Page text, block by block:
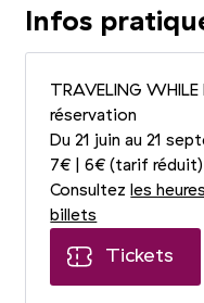
Infos
TRAVELING
réservation
Du 21 juin au 21
7€ | 6€ (tarif réduit)
Consultez les
billets
Tickets